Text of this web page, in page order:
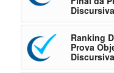
Discursiva
Ranking
Prova